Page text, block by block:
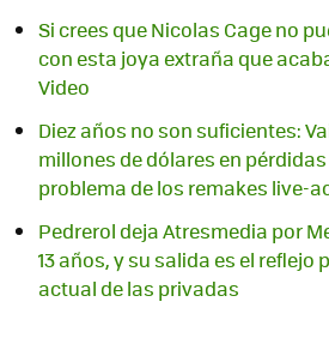
Si crees que Nicolas Cage no
con esta joya extraña que
Video
Diez años no son suficientes:
millones de dólares en
problema de los remakes live-
Pedrerol deja Atresmedia por
13 años, y su salida es el reflejo
actual de las privadas